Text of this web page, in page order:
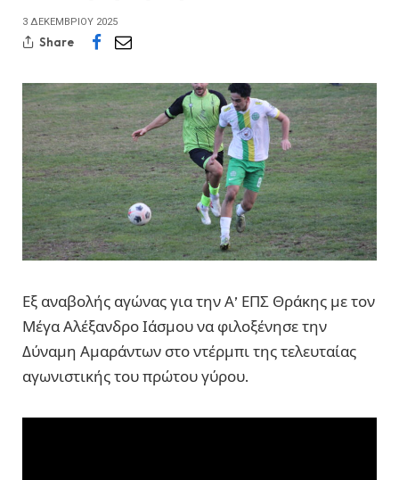
3 ΔΕΚΕΜΒΡΊΟΥ 2025
Share
Εξ αναβολής αγώνας για την Α’ ΕΠΣ Θράκης με τον
Μέγα Αλέξανδρο Ιάσμου να φιλοξένησε την
Δύναμη Αμαράντων στο ντέρμπι της τελευταίας
αγωνιστικής του πρώτου γύρου.